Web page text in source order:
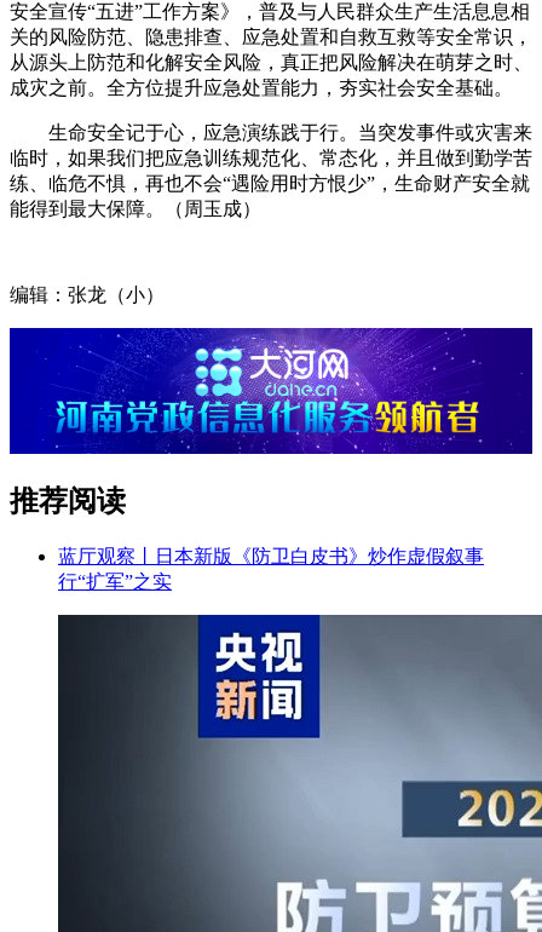
安全宣传“五进”工作方案》，普及与人民群众生产生活息息相
关的风险防范、隐患排查、应急处置和自救互救等安全常识，
从源头上防范和化解安全风险，真正把风险解决在萌芽之时、
成灾之前。全方位提升应急处置能力，夯实社会安全基础。
生命安全记于心，应急演练践于行。当突发事件或灾害来
临时，如果我们把应急训练规范化、常态化，并且做到勤学苦
练、临危不惧，再也不会“遇险用时方恨少”，生命财产安全就
能得到最大保障。（周玉成）
编辑：张龙（小）
推荐阅读
蓝厅观察丨日本新版《防卫白皮书》炒作虚假叙事
行“扩军”之实